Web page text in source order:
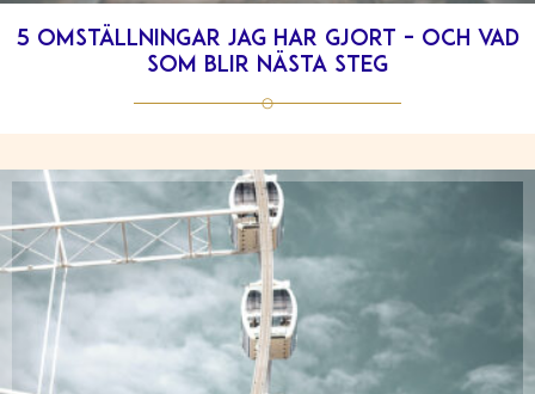
5 omställningar jag har gjort – och vad
som blir nästa steg